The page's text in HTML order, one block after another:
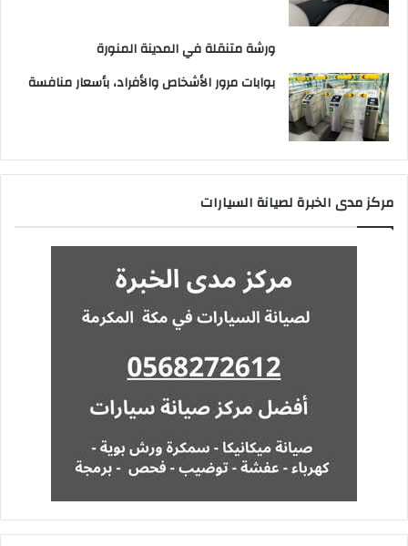
ورشة متنقلة في المدينة المنورة
بوابات مرور الأشخاص والأفراد، بأسعار منافسة
مركز مدى الخبرة لصيانة السيارات